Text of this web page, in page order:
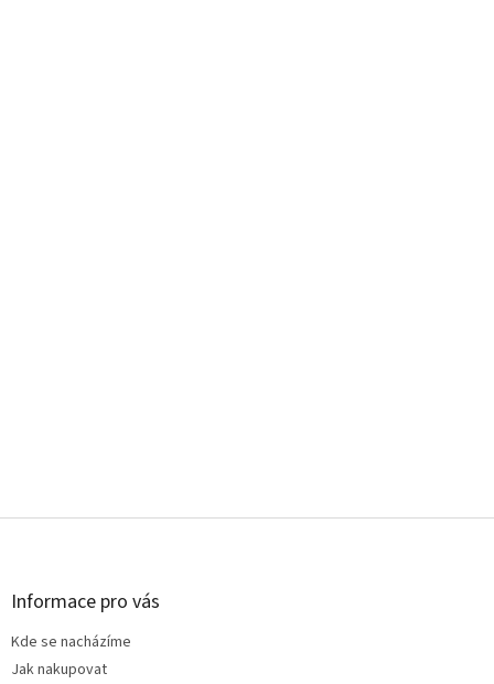
Z
Informace pro vás
Kde se nacházíme
Jak nakupovat